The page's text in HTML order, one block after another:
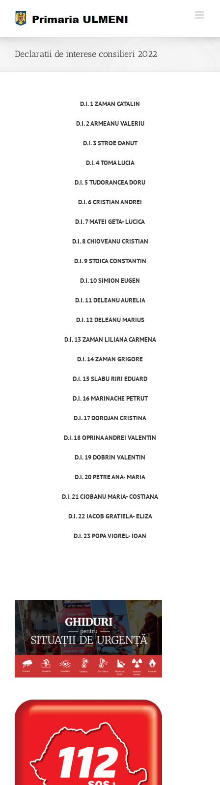
content
Declaratii de interese consilieri 2022
D.I. 1 ZAMAN CATALIN
D.I. 2 ARMEANU VALERIU
D.I. 3 STROE DANUT
D.I. 4 TOMA LUCIA
D.I. 5 TUDORANCEA DORU
D.I. 6 CRISTIAN ANDREI
D.I. 7 MATEI GETA- LUCICA
D.I. 8 CHIOVEANU CRISTIAN
D.I. 9 STOICA CONSTANTIN
D.I. 10 SIMION EUGEN
D.I. 11 DELEANU AURELIA
D.I. 12 DELEANU MARIUS
D.I. 13 ZAMAN LILIANA CARMENA
D.I. 14 ZAMAN GRIGORE
D.I. 15 SLABU RIRI EDUARD
D.I. 16 MARINACHE PETRUT
D.I. 17 DOROJAN CRISTINA
D.I. 18 OPRINA ANDREI VALENTIN
D.I. 19 DOBRIN VALENTIN
D.I. 20 PETRE ANA- MARIA
D.I. 21 CIOBANU MARIA- COSTIANA
D.I. 22 IACOB GRATIELA- ELIZA
D.I. 23 POPA VIOREL- IOAN